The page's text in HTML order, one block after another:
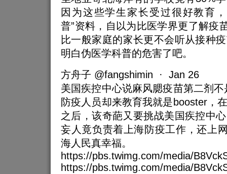
因为这些学生家长受过很好教育
普”资料，自以为比医学界更了解疫
比一般家庭的家长更不会听从接种
明白伪医学科普的危害了吧。
方舟子 @fangshimin · Jan 26
美国疾控中心说麻风腮疫苗第二剂
防疫人员却来教育我就是booster，
之后，该奇葩又要挑战美国疾控中
妄人竟负责着上海防疫工作，还上
海人民真幸福。
https://pbs.twimg.com/media/
https://pbs.twimg.com/media/